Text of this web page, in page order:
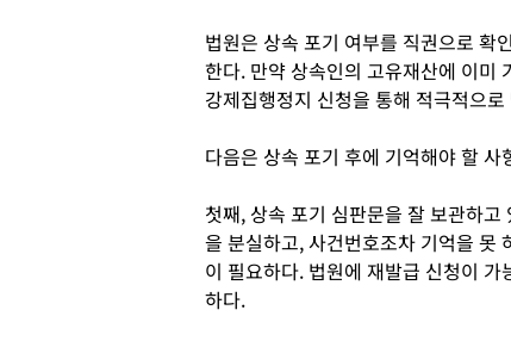
법원은 상속 포기 여부를 직권으로 확
한다. 만약 상속인의 고유재산에 이미
강제집행정지 신청을 통해 적극적으
다음은 상속 포기 후에 기억해야 할 사
첫째, 상속 포기 심판문을 잘 보관하
을 분실하고, 사건번호조차 기억을 못
이 필요하다. 법원에 재발급 신청이
하다.